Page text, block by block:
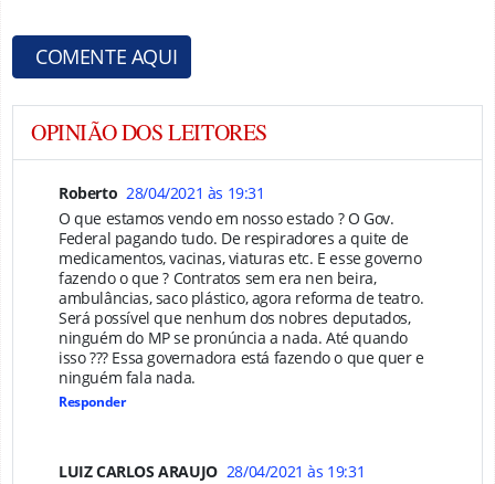
COMENTE AQUI
OPINIÃO DOS LEITORES
Roberto 28/04/2021 às 19:31
O que estamos vendo em nosso estado ? O Gov.
Federal pagando tudo. De respiradores a quite de
medicamentos, vacinas, viaturas etc. E esse governo
fazendo o que ? Contratos sem era nen beira,
ambulâncias, saco plástico, agora reforma de teatro.
Será possível que nenhum dos nobres deputados,
ninguém do MP se pronúncia a nada. Até quando
isso ??? Essa governadora está fazendo o que quer e
ninguém fala nada.
Responder
LUIZ CARLOS ARAUJO 28/04/2021 às 19:31